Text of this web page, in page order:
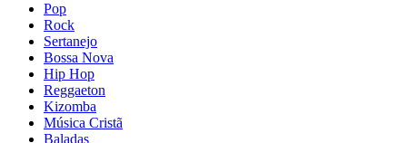
Pop
Rock
Sertanejo
Bossa Nova
Hip Hop
Reggaeton
Kizomba
Música Cristã
Baladas